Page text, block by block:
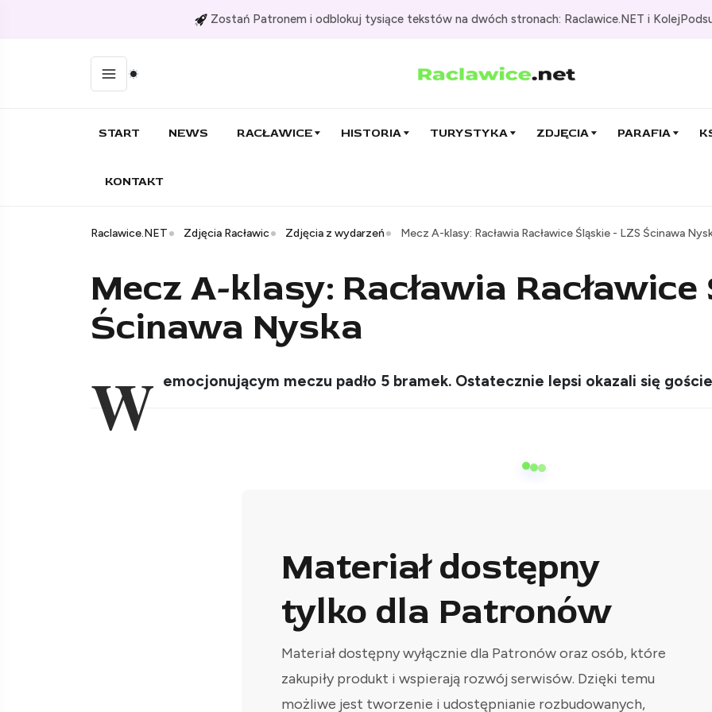
Zostań Patronem i odblokuj tysiące tekstów na dwóch stronach: Raclawice.NET i
START NEWS RACŁAWICE HISTORIA TURYSTYKA ZDJĘCIA PARAFIA
KONTAKT
Raclawice.NET Zdjęcia Racławic Zdjęcia z wydarzeń Mecz A-klasy: Racławia Racławice Śląskie - LZS Ścinawa
Mecz A-klasy: Racławia
Ścinawa Nyska
W emocjonującym meczu padło 5 bramek. Ostatecznie lepsi okazali się
Materiał dostępny
tylko dla Patronów
Materiał dostępny wyłącznie dla Patronów oraz osób, które
zakupiły produkt i wspierają rozwój serwisów. Dzięki temu
możliwe jest tworzenie i udostępnianie rozbudowanych,